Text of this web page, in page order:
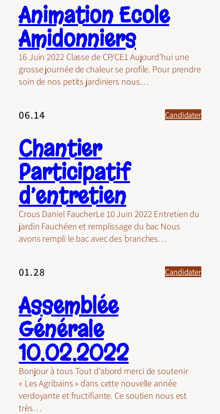
Animation Ecole
Amidonniers
16 Juin 2022 Classe de CP/CE1 Aujourd’hui une
grosse journée de chaleur se profile. Pour prendre
soin de nos petits jardiniers nous…
06.14 Candidater
Chantier
Participatif
d’entretien
Crous Daniel FaucherLe 10 Juin 2022 Entretien du
jardin Fauchéen et remplissage du bac Nous
avons rempli le bac avec des branches…
01.28 Candidater
Assemblée
Générale
10.02.2022
Bonjour à tous Tout d’abord merci de soutenir
« Les Agribains » dans cette nouvelle année
verdoyante et fructifiante. Ce soutien nous est
très…